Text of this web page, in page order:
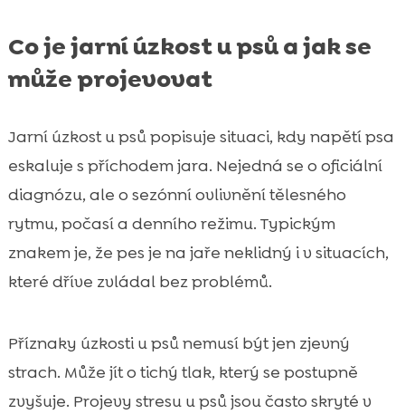
Co je jarní úzkost u psů a jak se
může projevovat
Jarní úzkost u psů popisuje situaci, kdy napětí psa
eskaluje s příchodem jara. Nejedná se o oficiální
diagnózu, ale o sezónní ovlivnění tělesného
rytmu, počasí a denního režimu. Typickým
znakem je, že pes je na jaře neklidný i v situacích,
které dříve zvládal bez problémů.
Příznaky úzkosti u psů nemusí být jen zjevný
strach. Může jít o tichý tlak, který se postupně
zvyšuje. Projevy stresu u psů jsou často skryté v